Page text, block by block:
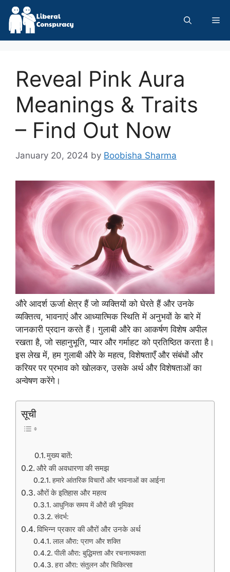
Skip
content
Reveal Pink Aura
Meanings & Traits
– Find Out Now
January 20, 2024 by Boobisha Sharma
औरे आदर्श ऊर्जा क्षेत्र हैं जो व्यक्तियों को घेरते हैं और उनके
व्यक्तित्व, भावनाएं और आध्यात्मिक स्थिति में अनुभवों के बारे में
जानकारी प्रदान करते हैं। गुलाबी औरे का आकर्षण विशेष अपील
रखता है, जो सहानुभूति, प्यार और गर्माहट को प्रतिष्ठित करता है।
इस लेख में, हम गुलाबी औरे के महत्व, विशेषताएँ और संबंधों और
करियर पर प्रभाव को खोलकर, उसके अर्थ और विशेषताओं का
अन्वेषण करेंगे।
सूची
मुख्य बातें:
औरे की अवधारणा की समझ
हमारे आंतरिक विचारों और भावनाओं का आईना
औरों के इतिहास और महत्व
आधुनिक समय में औरों की भूमिका
संदर्भ:
विभिन्न प्रकार की औरों और उनके अर्थ
लाल औरा: प्राण और शक्ति
पीली औरा: बुद्धिमत्ता और रचनात्मकता
हरा औरा: संतुलन और चिकित्सा